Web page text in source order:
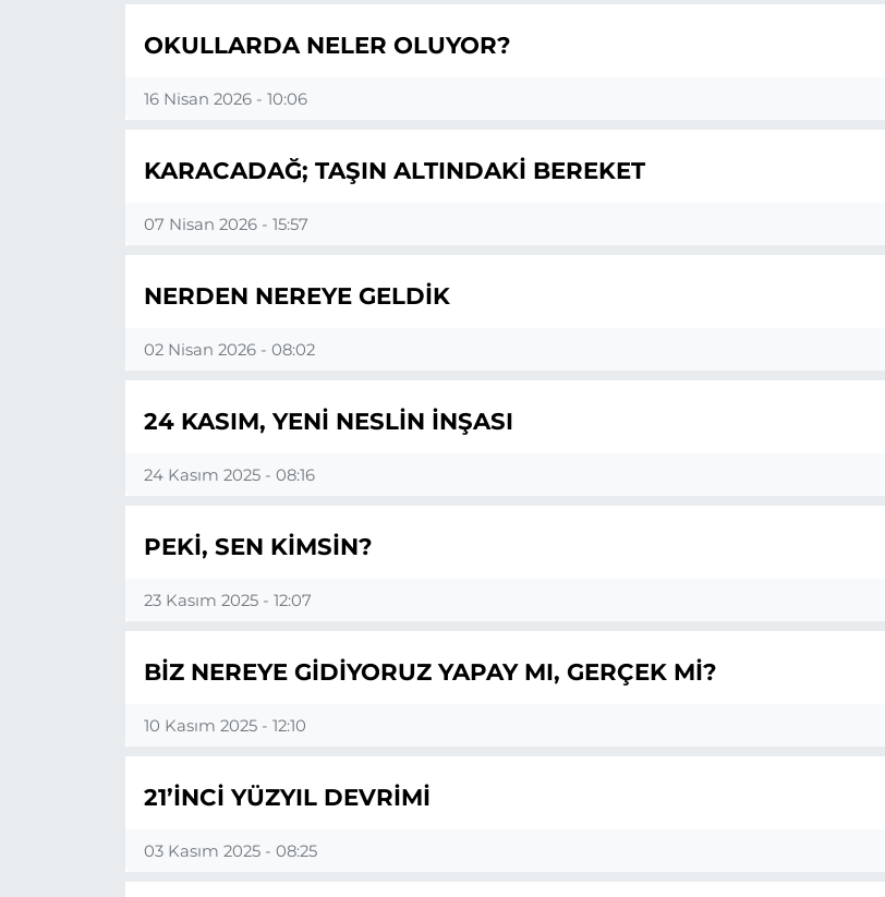
OKULLARDA NELER OLUYOR?
16 Nisan 2026 - 10:06
KARACADAĞ; TAŞIN ALTINDAKİ BEREKET
07 Nisan 2026 - 15:57
NERDEN NEREYE GELDİK
02 Nisan 2026 - 08:02
24 KASIM, YENİ NESLİN İNŞASI
24 Kasım 2025 - 08:16
PEKİ, SEN KİMSİN?
23 Kasım 2025 - 12:07
BİZ NEREYE GİDİYORUZ YAPAY MI, GERÇEK Mİ?
10 Kasım 2025 - 12:10
21’İNCİ YÜZYIL DEVRİMİ
03 Kasım 2025 - 08:25